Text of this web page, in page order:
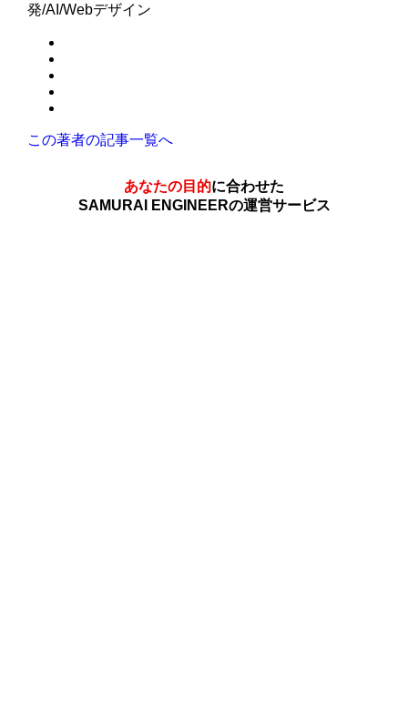
発/AI/Webデザイン
この著者の記事一覧へ
あなたの目的に合わせた
SAMURAI ENGINEERの運営サービス